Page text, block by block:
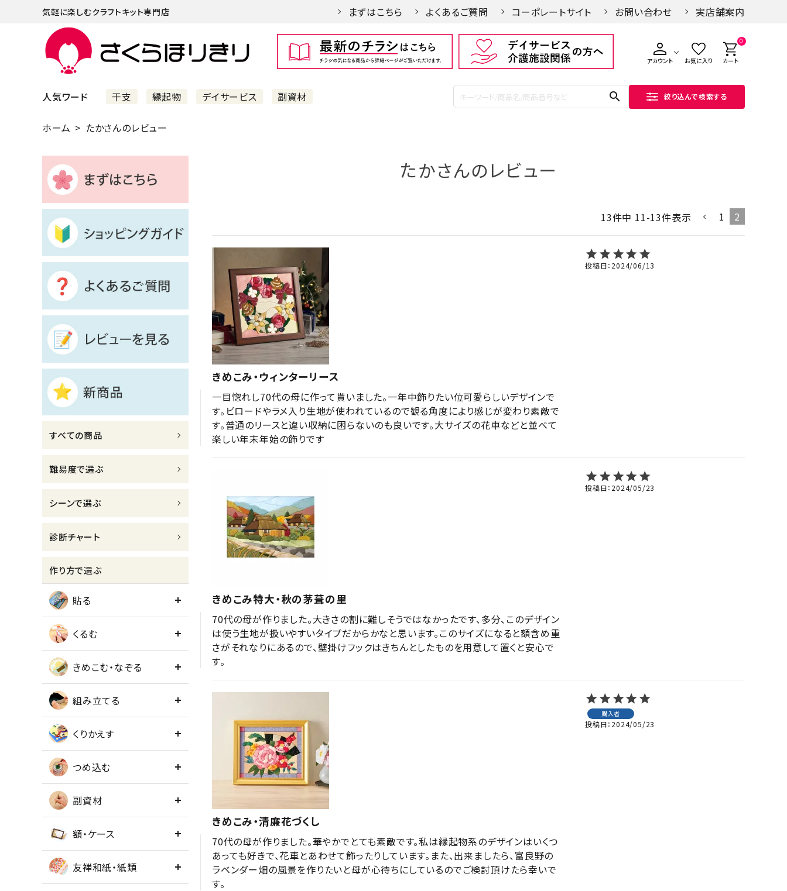
気軽に楽しむクラフトキット専門店 まずはこちら よくあるご質問 コーポレートサイト お問い合わせ 実店舗案内
アカウント お気に入り
0
カート
人気ワード 干支 縁起物 デイサービス 副資材 search 絞り込んで検索する
まずはこちら
ショッピングガイド
よくあるご質問
すべての商品
新着商品
診断チャート
ジャンルで選ぶ
レビューを見る
コーポレートサイト
実店舗案内
デイサービス／
お問い合わせ
ACCOUNT MENU
ログイン person
ホーム たかさんのレビュー
すべての商品
難易度で選ぶ
シーンで選ぶ
診断チャート
作り方で選ぶ
貼る
くるむ
きめこむ・なぞる
組み立てる
くりかえす
つめ込む
副資材
額・ケース
友禅和紙・紙類
たかさんのレビュー
13件中 11-13件表示 1 2
きめこみ・ウィンターリース
投稿日 2024/06/13
一目惚れし70代の母に作って貰いました。一年中飾りたい位可愛らしいデザインで
す。ビロードやラメ入り生地が使われているので観る角度により感じが変わり素敵で
す。普通のリースと違い収納に困らないのも良いです。大サイズの花車などと並べて
楽しい年末年始の飾りです
きめこみ特大・秋の茅葺の里
投稿日 2024/05/23
70代の母が作りました。大きさの割に難しそうではなかったです、多分、このデザイン
は使う生地が扱いやすいタイプだからかなと思います。このサイズになると額含め重
さがそれなりにあるので、壁掛けフックはきちんとしたものを用意して置くと安心で
す。
きめこみ・清廉花づくし
購入者
投稿日 2024/05/23
70代の母が作りました。華やかでとても素敵です。私は縁起物系のデザインはいくつ
あっても好きで、花車とあわせて飾ったりしています。また、出来ましたら、富良野の
ラベンダー畑の風景を作りたいと母が心待ちにしているのでご検討頂けたら幸いで
す。